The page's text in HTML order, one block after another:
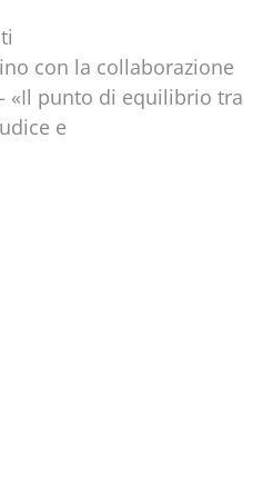
con la collaborazione
«Il punto di equilibrio tra
e